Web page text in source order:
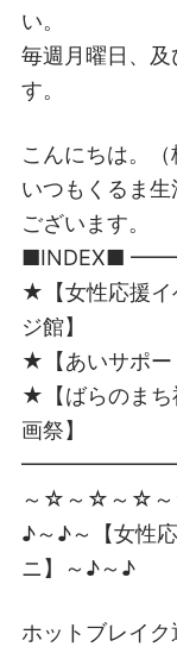
い。
毎週月曜日、及
す。
こんにちは。
いつもくるま
ございます。
■INDEX■
★【女性応援イ
ジ館】
★【あいサポー
★【ばらのまち
画祭】
～☆～☆～☆
♪～♪～【女性
ニ】～♪～♪
ホットブレイ